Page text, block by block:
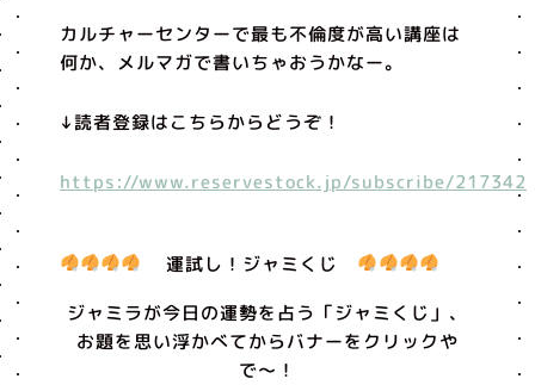
カルチャーセンターで最も不倫度が高い講座は
何か、メルマガで書いちゃおうかなー。
↓読者登録はこちらからどうぞ！
https://www.reservestock.jp/subscribe/217342
運試し！ジャミくじ
ジャミラが今日の運勢を占う「ジャミくじ」、
お題を思い浮かべてからバナーをクリックや
で〜！